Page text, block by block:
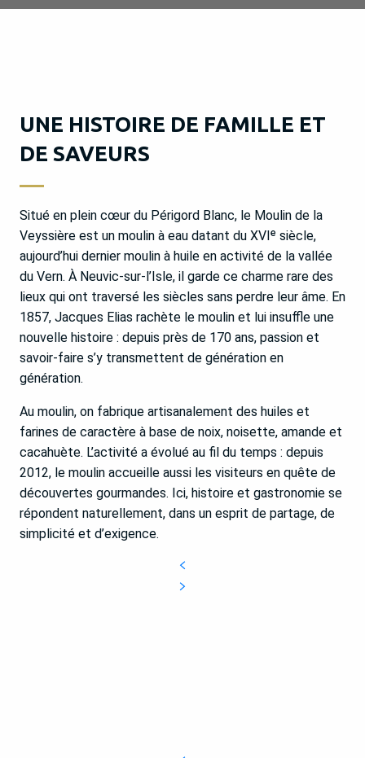
UNE HISTOIRE DE FAMILLE ET
DE SAVEURS
Situé en plein cœur du Périgord Blanc, le Moulin de la
Veyssière est un moulin à eau datant du XVIᵉ siècle,
aujourd’hui dernier moulin à huile en activité de la vallée
du Vern. À Neuvic-sur-l’Isle, il garde ce charme rare des
lieux qui ont traversé les siècles sans perdre leur âme. En
1857, Jacques Elias rachète le moulin et lui insuffle une
nouvelle histoire : depuis près de 170 ans, passion et
savoir-faire s’y transmettent de génération en
génération.
Au moulin, on fabrique artisanalement des huiles et
farines de caractère à base de noix, noisette, amande et
cacahuète. L’activité a évolué au fil du temps : depuis
2012, le moulin accueille aussi les visiteurs en quête de
découvertes gourmandes. Ici, histoire et gastronomie se
répondent naturellement, dans un esprit de partage, de
simplicité et d’exigence.